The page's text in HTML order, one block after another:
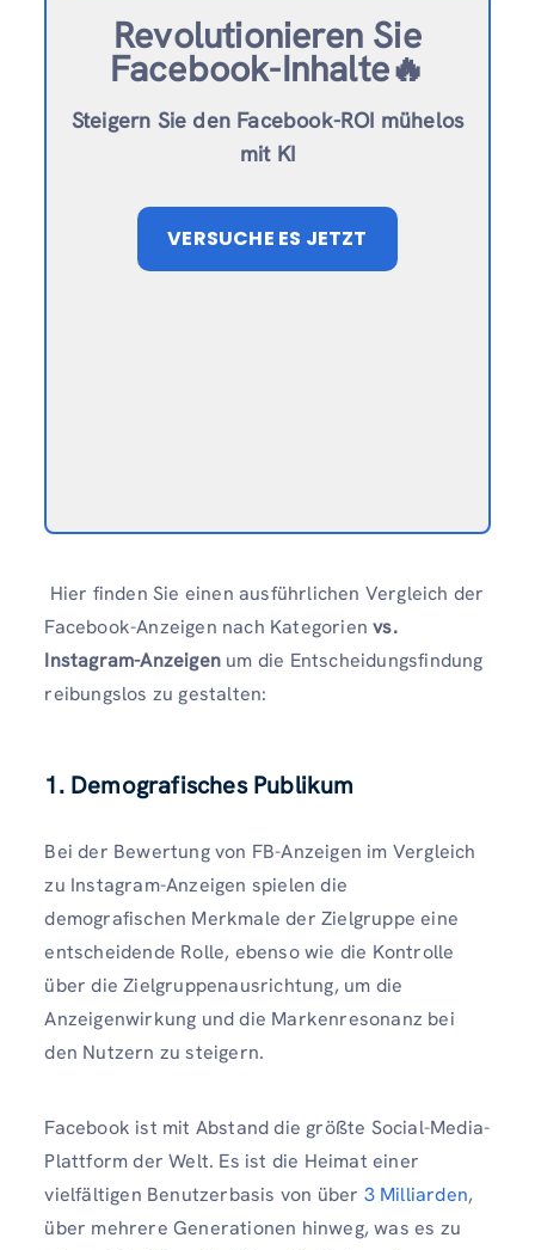
Revolutionieren Sie
Facebook-Inhalte🔥
Steigern Sie den Facebook-ROI mühelos
mit KI
VERSUCHE ES JETZT
Hier finden Sie einen ausführlichen Vergleich der
Facebook-Anzeigen nach Kategorien vs.
Instagram-Anzeigen um die Entscheidungsfindung
reibungslos zu gestalten:
1. Demografisches Publikum
Bei der Bewertung von FB-Anzeigen im Vergleich
zu Instagram-Anzeigen spielen die
demografischen Merkmale der Zielgruppe eine
entscheidende Rolle, ebenso wie die Kontrolle
über die Zielgruppenausrichtung, um die
Anzeigenwirkung und die Markenresonanz bei
den Nutzern zu steigern.
Facebook ist mit Abstand die größte Social-Media-
Plattform der Welt. Es ist die Heimat einer
vielfältigen Benutzerbasis von über 3 Milliarden,
über mehrere Generationen hinweg, was es zu